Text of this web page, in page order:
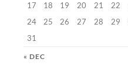
17
18 19 20 21 22
24
25 26 27 28 29
31
« DEC